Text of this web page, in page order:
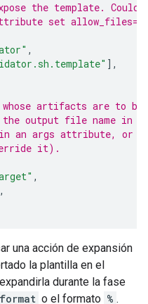
the template.
set
,
],
artifacts are to be
the output file name in
in an args attribute, or
it).
,
,
una acción de expansión
la plantilla en el
durante la fase
o el formato % .